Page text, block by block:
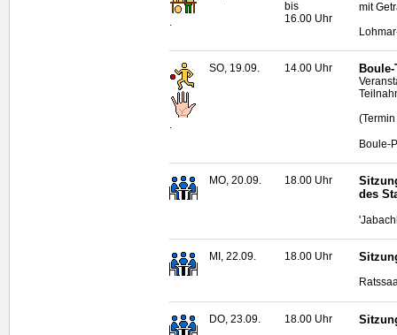
bis
16.00 Uhr
mit
.
SO, 19.09. 14.00 Uhr Boule-
Boule-
MO, 20.09. 18.00 Uhr
des
MI, 22.09. 18.00 Uhr
DO, 23.09. 18.00 Uhr